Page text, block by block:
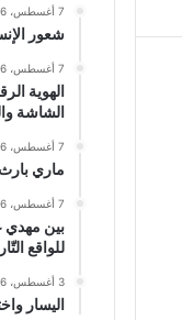
7 أغسطس، 2026
شعور
7 أغسطس، 2026
الهوية
الشاشة
7 أغسطس، 2026
ماري
7 أغسطس، 2026
بين مهدي
للواقع
3 أغسطس، 2026
اليسار